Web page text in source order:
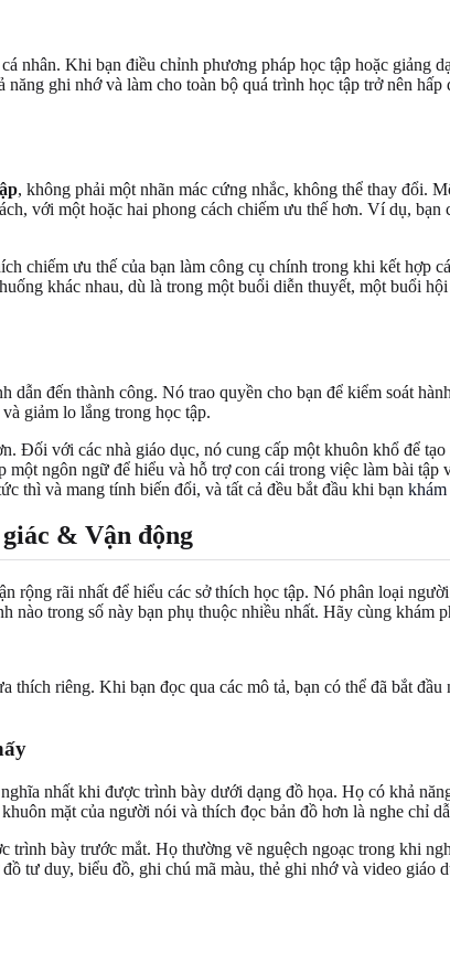
nhân. Khi bạn điều chỉnh phương pháp học tập hoặc giảng
ghi nhớ và làm cho toàn bộ quá trình học tập trở nên
, không phải một nhãn mác cứng nhắc, không thể thay đổi.
với một hoặc hai phong cách chiếm ưu thế hơn. Ví dụ,
chiếm ưu thế của bạn làm công cụ chính trong khi kết hợp
khác nhau, dù là trong một buổi diễn thuyết, một buổi
dẫn đến thành công. Nó trao quyền cho bạn để kiểm soát
giảm lo lắng trong học tập.
với các nhà giáo dục, nó cung cấp một khuôn khổ để
ngôn ngữ để hiểu và hỗ trợ con cái trong việc làm bài
thì và mang tính biến đổi, và tất cả đều bắt đầu khi bạn khám
& Vận động
rãi nhất để hiểu các sở thích học tập. Nó phân loại
nào trong số này bạn phụ thuộc nhiều nhất. Hãy cùng khám
riêng. Khi bạn đọc qua các mô tả, bạn có thể đã bắt
nhất khi được trình bày dưới dạng đồ họa. Họ có khả
mặt của người nói và thích đọc bản đồ hơn là nghe chỉ
bày trước mắt. Họ thường vẽ nguệch ngoạc trong khi
tư duy, biểu đồ, ghi chú mã màu, thẻ ghi nhớ và video